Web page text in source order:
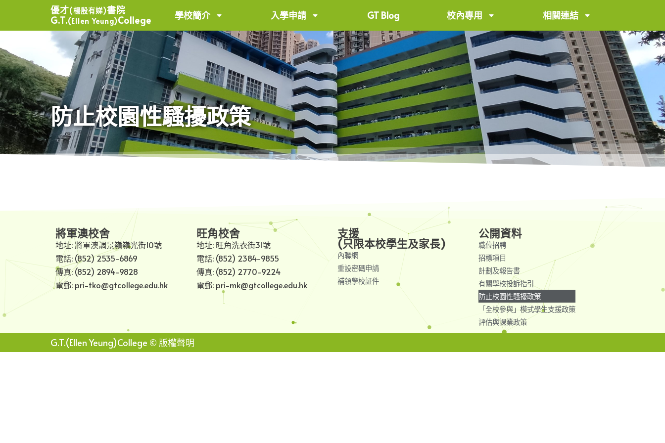
優才(楊殷有娣)書院
G.T.(Ellen Yeung)College 學校簡介 入學申請 GT Blog 校內專用 相關連結
防止校園性騷擾政策
將軍澳校舍
地址: 將軍澳調景嶺嶺光街10號
電話: (852) 2535-6869
傳真: (852) 2894-9828
電郵: pri-tko@gtcollege.edu.hk
旺角校舍
地址: 旺角洗衣街31號
電話: (852) 2384-9855
傳真: (852) 2770-9224
電郵: pri-mk@gtcollege.edu.hk
支援
(只限本校學生及家長)
內聯網
重設密碼申請
補領學校証件
公開資料
職位招聘
招標項目
計劃及報告書
有關學校投訴指引
防止校園性騷擾政策
「全校參與」模式學生支援政策
評估與課業政策
G.T.(Ellen Yeung)College © 版權聲明